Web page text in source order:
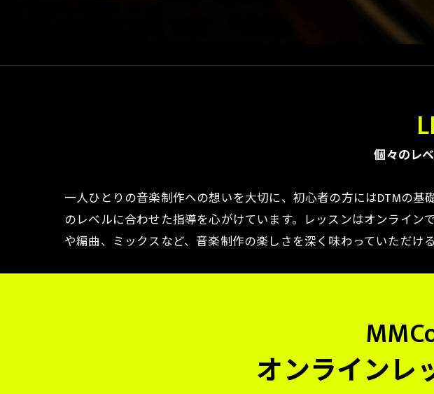
個々のレ
一人ひとりの音楽制作への想いを大切に、初心者の方にはDTMの
のレベルに合わせた指導を心がけています。レッスンはオンライ
や編曲、ミックスなど、音楽制作の楽しさを深く味わっていただけ
オンラインレ